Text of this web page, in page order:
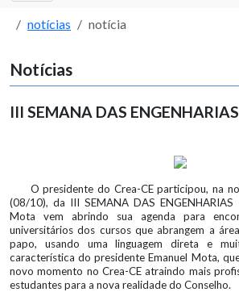
notícias notícia
Notícias
III SEMANA DAS
O presidente do Crea-CE participou, na
(08/10), da III SEMANA DAS ENGENHARIAS
Mota vem abrindo sua agenda para
universitários dos cursos que abrangem a
papo, usando uma linguagem direta e
característica do presidente Emanuel Mota,
novo momento no Crea-CE atraindo mais
estudantes para a nova realidade do Conselho.